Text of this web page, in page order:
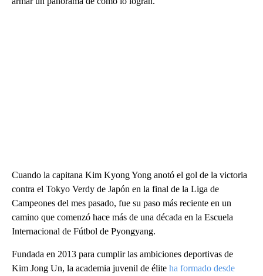
Cuando la capitana Kim Kyong Yong anotó el gol de la victoria
contra el Tokyo Verdy de Japón en la final de la Liga de
Campeones del mes pasado, fue su paso más reciente en un
camino que comenzó hace más de una década en la Escuela
Internacional de Fútbol de Pyongyang.
Fundada en 2013 para cumplir las ambiciones deportivas de
Kim Jong Un, la academia juvenil de élite ha formado desde